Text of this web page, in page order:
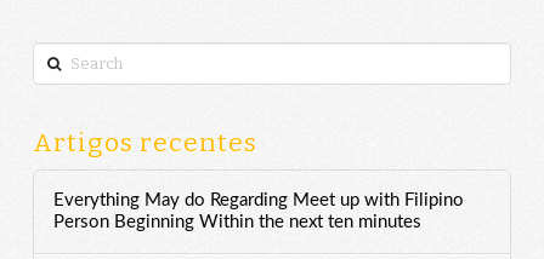
Search
Artigos recentes
Everything May do Regarding Meet up with Filipino
Person Beginning Within the next ten minutes